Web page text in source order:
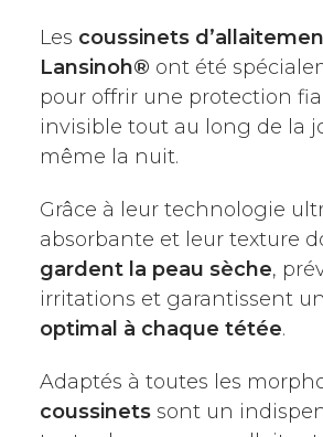
Les coussinets
Lansinoh® ont été
pour offrir une protection
invisible tout au long de la
même la nuit.
Grâce à leur technologie
absorbante et leur texture
gardent la peau sèche,
irritations et garantissent un
optimal à chaque tétée.
Adaptés à toutes les
coussinets sont un